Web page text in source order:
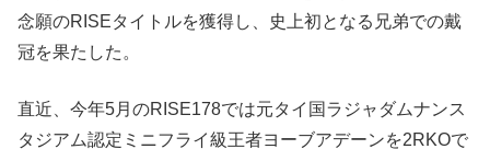
念願のRISEタイトルを獲得し、史上初となる兄弟での戴
冠を果たした。
直近、今年5月のRISE178では元タイ国ラジャダムナンス
タジアム認定ミニフライ級王者ヨーブアデーンを2RKOで